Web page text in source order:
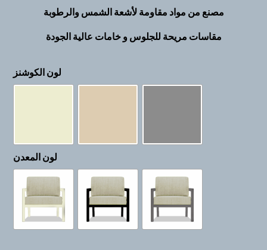
مصنع من مواد مقاومة لأشعة الشمس والرطوبة
مقاسات مريحة للجلوس و خامات عالية الجودة
لون الكوشنز
لون المعدن